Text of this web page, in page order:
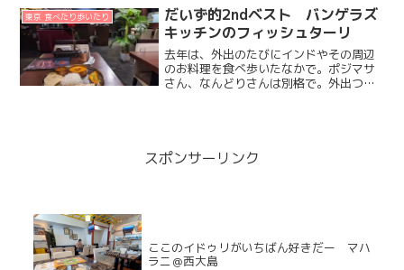
大好きなので、また食べれるようになっ
てとても嬉しい。乳・小麦...
東京 食べたり歩いたり
だいず的2ndベスト バンゲラズ
キッチンのフィッシュターリ
去年は、外出のたびにインドやその周辺
のお料理を食べ歩いたなかで。ポジマサ
さん、なんどりさんは別格で。外出つい
スポンサーリンク
ここのイドゥリがいちばん好きだー マハ
ラニ＠西大島